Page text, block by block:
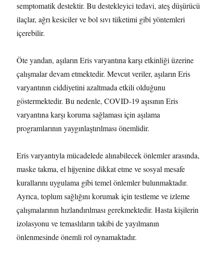
semptomatik destektir. Bu destekleyici tedavi, ateş düşürücü
ilaçlar, ağrı kesiciler ve bol sıvı tüketimi gibi yöntemleri
içerebilir.
Öte yandan, aşıların Eris varyantına karşı etkinliği üzerine
çalışmalar devam etmektedir. Mevcut veriler, aşıların Eris
varyantının ciddiyetini azaltmada etkili olduğunu
göstermektedir. Bu nedenle, COVID-19 aşısının Eris
varyantına karşı koruma sağlaması için aşılama
programlarının yaygınlaştırılması önemlidir.
Eris varyantıyla mücadelede alınabilecek önlemler arasında,
maske takma, el hijyenine dikkat etme ve sosyal mesafe
kurallarını uygulama gibi temel önlemler bulunmaktadır.
Ayrıca, toplum sağlığını korumak için testleme ve izleme
çalışmalarının hızlandırılması gerekmektedir. Hasta kişilerin
izolasyonu ve temaslıların takibi de yayılmanın
önlenmesinde önemli rol oynamaktadır.